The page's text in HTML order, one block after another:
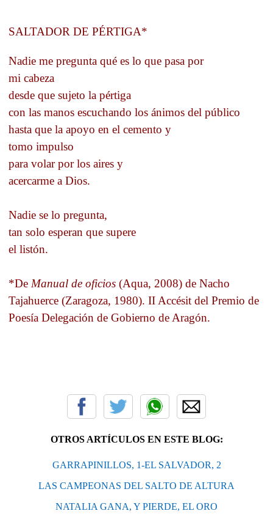
SALTADOR DE PÉRTIGA*
Nadie me pregunta qué es lo que pasa por
mi cabeza
desde que sujeto la pértiga
con las manos escuchando los ánimos del público
hasta que la apoyo en el cemento y
tomo impulso
para volar por los aires y
acercarme a Dios.
Nadie se lo pregunta,
tan solo esperan que supere
el listón.
*De Manual de oficios (Aqua, 2008) de Nacho
Tajahuerce (Zaragoza, 1980). II Accésit del Premio de
Poesía Delegación de Gobierno de Aragón.
OTROS ARTÍCULOS EN ESTE BLOG:
GARRAPINILLOS, 1-EL SALVADOR, 2
LAS CAMPEONAS DEL SALTO DE ALTURA
NATALIA GANA, Y PIERDE, EL ORO